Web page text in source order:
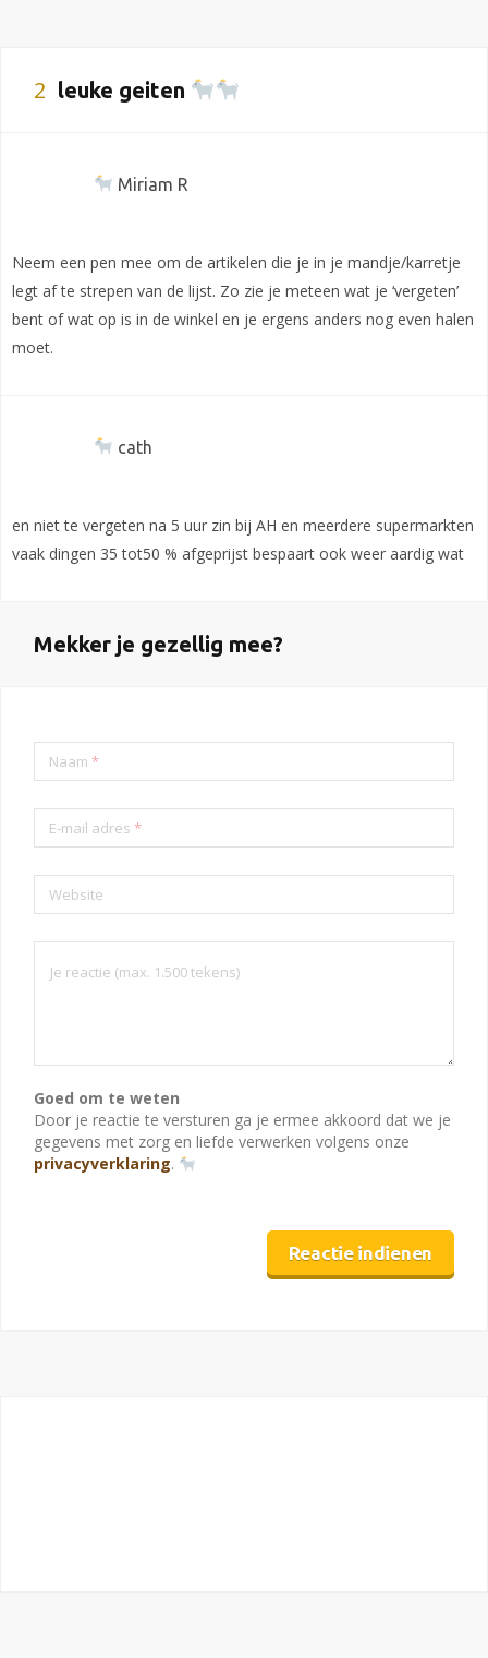
2 leuke geiten
Miriam R
Neem een pen mee om de artikelen die je in je mandje/karretje
legt af te strepen van de lijst. Zo zie je meteen wat je ‘vergeten’
bent of wat op is in de winkel en je ergens anders nog even halen
moet.
cath
en niet te vergeten na 5 uur zin bij AH en meerdere supermarkten
vaak dingen 35 tot50 % afgeprijst bespaart ook weer aardig wat
Mekker je gezellig mee?
Naam *
E-mail adres *
Website
Goed om te weten
Door je reactie te versturen ga je ermee akkoord dat we je
gegevens met zorg en liefde verwerken volgens onze
privacyverklaring.